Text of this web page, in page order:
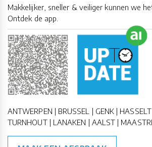
Makkelijker, sneller & veiliger kunnen we
Ontdek de app.
ANTWERPEN | BRUSSEL | GENK | HASSELT
TURNHOUT | LANAKEN | AALST |